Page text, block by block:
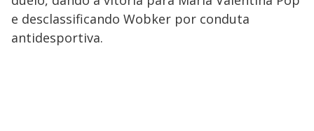
e desclassificando Wobker por conduta
antidesportiva.